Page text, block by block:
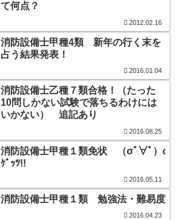
て何点？
2012.02.16
消防設備士甲種4類 新年の行く末を
占う結果発表！
2016.01.04
消防設備士乙種７類合格！（たった
10問しかない試験で落ちるわけには
いかない） 追記あり
2016.08.25
消防設備士甲種１類免状 （σﾟ∀ﾟ）σ
ｹﾞｯﾂ!!
2016.05.11
消防設備士甲種１類 勉強法・難易度
2016.04.23